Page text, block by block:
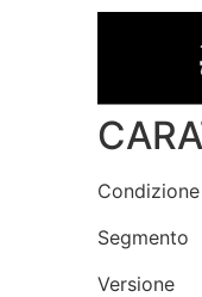
Condizione
Segmento
Versione